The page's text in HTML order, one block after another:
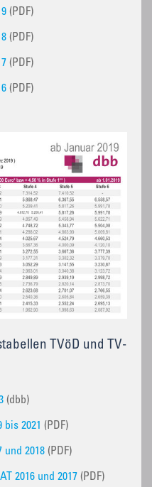
(PDF)
(PDF)
(PDF)
(PDF)
TVöD und TV-
(dbb)
bis 2021 (PDF)
und 2018 (PDF)
2016 und 2017 (PDF)